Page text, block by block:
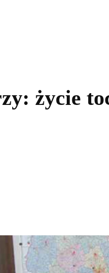
życie